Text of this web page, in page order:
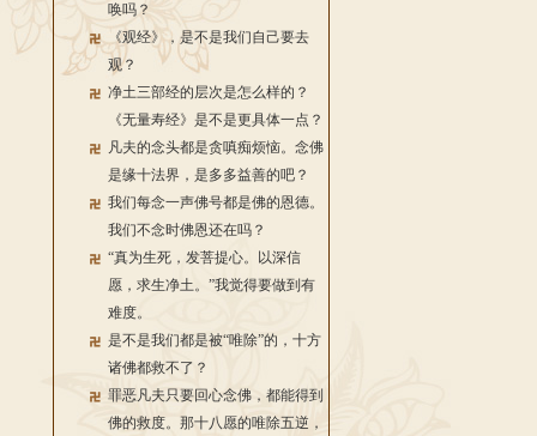
唤吗？
《观经》，是不是我们自己要去
观？
净土三部经的层次是怎么样的？
《无量寿经》是不是更具体一点？
凡夫的念头都是贪嗔痴烦恼。念佛
是缘十法界，是多多益善的吧？
我们每念一声佛号都是佛的恩德。
我们不念时佛恩还在吗？
“真为生死，发菩提心。以深信
愿，求生净土。”我觉得要做到有
难度。
是不是我们都是被“唯除”的，十方
诸佛都救不了？
罪恶凡夫只要回心念佛，都能得到
佛的救度。那十八愿的唯除五逆，